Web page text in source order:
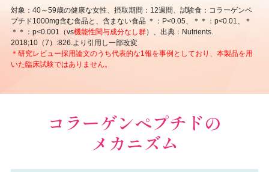
対象：40～59歳の健康な女性、摂取期間：12週間、試験食：コラーゲンペ
プチド1000mg含む食品と、含まない食品 ＊：P<0.05、＊＊：p<0.01、＊
＊＊：p<0.001（vs機能性関与成分なし群）、出典：Nutrients.
2018;10（7）:826.より引用し一部改変
＊研究レビュー採用論文のうち代表的な1報を事例としており、本製品を用
いた臨床試験ではありません。
コラーゲンペプチドの
メカニズム